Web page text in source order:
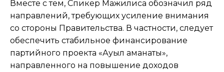
Вместе с тем, Спикер Мажилиса обозначил ряд
направлений, требующих усиление внимания
со стороны Правительства. В частности, следует
обеспечить стабильное финансирование
партийного проекта «Ауыл аманаты»,
направленного на повышение доходов